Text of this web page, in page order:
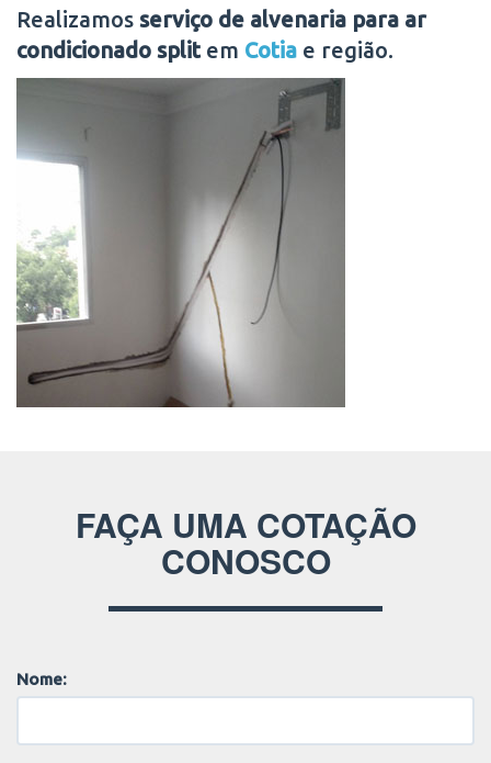
Realizamos serviço de alvenaria para ar
condicionado splitem Cotia e região.
FAÇA UMA COTAÇÃO
CONOSCO
Nome: